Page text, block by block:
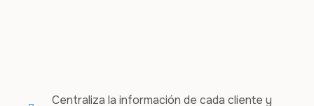
Centraliza la información de cada cliente y